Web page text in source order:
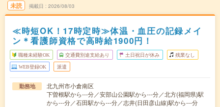
未読 掲載日 2026/08/03
≪時短OK！17時定時≫体温・血圧の記録メイ
ン＊看護師資格で高時給1900円！
職種未経験OK 交通費別途支給あり 土日祝日が休み 残業なし
WEB登録OK 派遣
勤務地
北九州市小倉南区
下曽根駅から---分／安部山公園駅から---分／北方(福岡県)駅
から---分／石田駅から---分／志井(日田彦山線)駅から---分